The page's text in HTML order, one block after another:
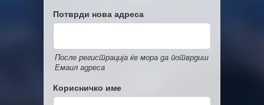
Потврди нова адреса
После регистрација ќе мора да потврдиш
Емаил адреса
Корисничко име